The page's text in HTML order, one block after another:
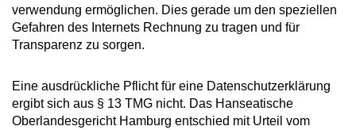
verwendung ermöglichen. Dies gerade um den speziellen
Gefahren des Internets Rechnung zu tragen und für
Transparenz zu sorgen.
Eine ausdrückliche Pflicht für eine Datenschutzerklärung
ergibt sich aus § 13 TMG nicht. Das Hanseatische
Oberlandesgericht Hamburg entschied mit Urteil vom